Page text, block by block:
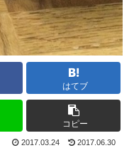
はてブ
コピー
2017.03.24 2017.06.30